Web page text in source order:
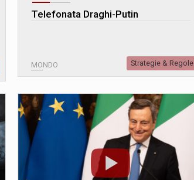
Telefonata Draghi-Putin
MONDO Strategie & Regole